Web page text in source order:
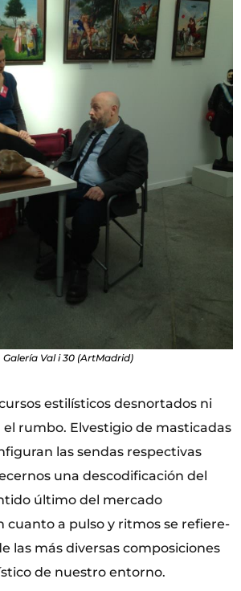
Galería Val i 30 (ArtMadrid)
estilísticos desnortados ni
rumbo. Elvestigio de masticadas
las sendas respectivas
una descodificación del
último del mercado
cuanto a pulso y ritmos se refiere-
las más diversas composiciones
de nuestro entorno.